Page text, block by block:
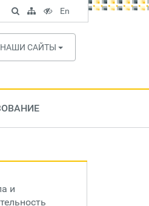
НАШИ САЙТЫ
и
Поиск
по
сайту
Карта
сайта
Версия
для
слабовидящих
En
English